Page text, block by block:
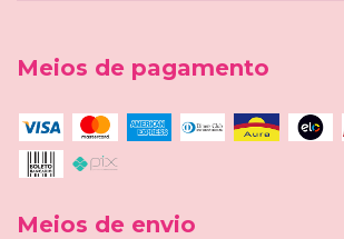
Meios de pagamento
Meios de envio